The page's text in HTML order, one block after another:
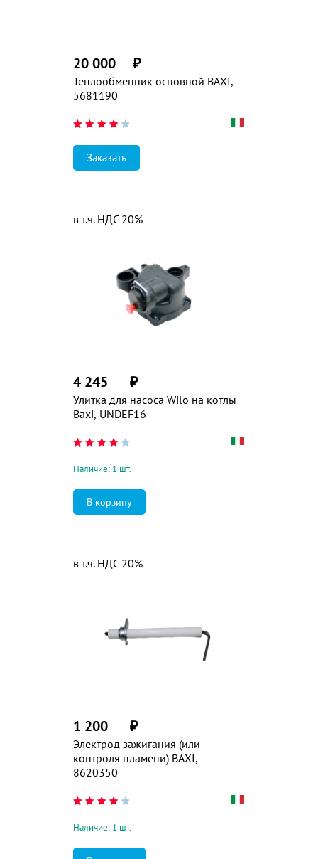
Теплообменник основной BAXI,
5681190
20 000 ₽
Заказать
Улитка для насоса Wilo на котлы
Baxi, UNDEF16
4 245 ₽
в т.ч. НДС 20%
Наличие: 1 шт.
Электрод зажигания (или
контроля пламени) BAXI,
8620350
1 200 ₽
в т.ч. НДС 20%
Наличие: 1 шт.